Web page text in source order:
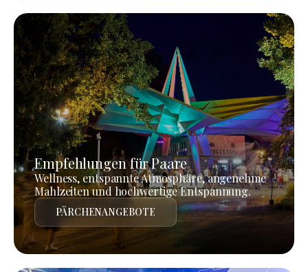
Empfehlungen für Paare
Wellness, entspannte Atmosphäre, angenehme
Mahlzeiten und hochwertige Entspannung.
PÄRCHENANGEBOTE